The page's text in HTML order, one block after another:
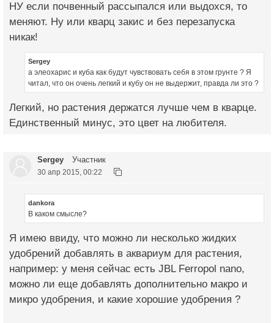
НУ если почвенный рассыпался или выдохся, то
меняют. Ну или кварц закис и без перезапуска
никак!
Sergey
а элеохарис и куба как будут чувствовать себя в этом грунте ? Я
читал, что он очень легкий и кубу он не выдержит, правда ли это ?
Легкий, но растения держатся лучше чем в кварце.
Единственный минус, это цвет на любителя.
Sergey Участник
30 апр 2015, 00:22
dankora
В каком смысле?
Я имею ввиду, что можно ли несколько жидких
удобрений добавлять в аквариум для растения,
например: у меня сейчас есть JBL Ferropol nano,
можно ли еще добавлять дополнительно макро и
микро удобрения, и какие хорошие удобрения ?